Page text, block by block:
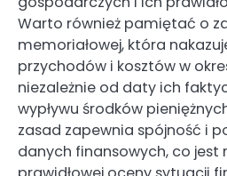
Warto również pamiętać o
memoriałowej, która
przychodów i kosztów w
niezależnie od daty ich
wypływu środków
zasad zapewnia spójność i
danych finansowych, co jest